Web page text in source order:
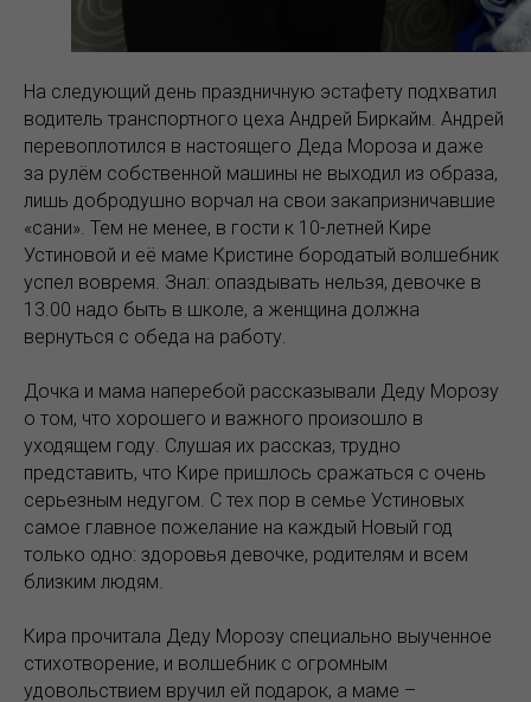
На следующий день праздничную эстафету подхватил
водитель транспортного цеха Андрей Биркайм. Андрей
перевоплотился в настоящего Деда Мороза и даже
за рулём собственной машины не выходил из образа,
лишь добродушно ворчал на свои закапризничавшие
«сани». Тем не менее, в гости к 10-летней Кире
Устиновой и её маме Кристине бородатый волшебник
успел вовремя. Знал: опаздывать нельзя, девочке в
13.00 надо быть в школе, а женщина должна
вернуться с обеда на работу.
Дочка и мама наперебой рассказывали Деду Морозу
о том, что хорошего и важного произошло в
уходящем году. Слушая их рассказ, трудно
представить, что Кире пришлось сражаться с очень
серьезным недугом. С тех пор в семье Устиновых
самое главное пожелание на каждый Новый год
только одно: здоровья девочке, родителям и всем
близким людям.
Кира прочитала Деду Морозу специально выученное
стихотворение, и волшебник с огромным
удовольствием вручил ей подарок, а маме –